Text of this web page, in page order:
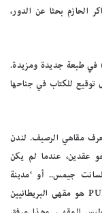
الحازم بحثا عن الدور،
في طبعة جديدة ومزيدة.
أكتوبر الجاري حفل توقيع للكتاب في جناحها
مقاهي الرصيف. لندن
عقدين، عندما لم يكن
جيمس.. أو ‘مدينة
الضباب‘، كما يحلو للتنميطات الجاهزة أن تصفَها. الـ PUB هو مقهى البريطانيين